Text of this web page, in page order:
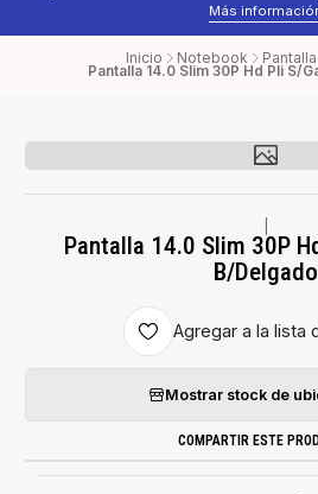
Más
Inicio Notebook
Pantalla 14.0 Slim 30P Hd Pli S/
Pantalla 14.0 Slim 30P
B/Delgado
Agregar a la lista
Mostrar stock de
COMPARTIR ESTE